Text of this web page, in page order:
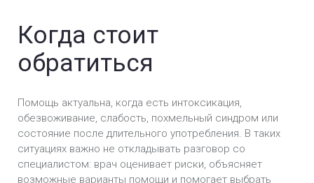
Когда стоит
обратиться
Помощь актуальна, когда есть интоксикация,
обезвоживание, слабость, похмельный синдром или
состояние после длительного употребления. В таких
ситуациях важно не откладывать разговор со
специалистом: врач оценивает риски, объясняет
возможные варианты помощи и помогает выбрать